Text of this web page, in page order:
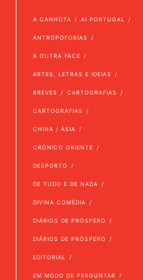
A CANHOTA AI PORTUGAL
ANTROPOFOBIAS
A OUTRA FACE
ARTES, LETRAS E IDEIAS
BREVES CARTOGRAFIAS
CARTOGRAFIAS
CHINA / ÁSIA
CRÓNICO ORIENTE
DESPORTO
DE TUDO E DE NADA
DIVINA COMÉDIA
DIÁRIOS DE PRÓSPERO
DIÁRIOS DE PRÓSPERO
EDITORIAL
EM MODO DE PERGUNTAR